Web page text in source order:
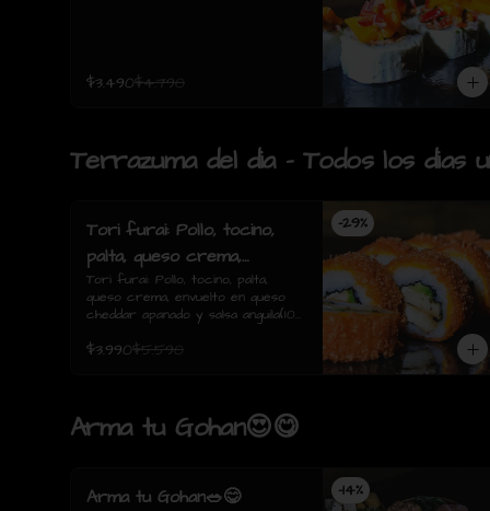
$3.490$4.790
Terrazuma del dia - Todos los dias
-29%
Tori furai: Pollo, tocino,
palta, queso crema,
envuelto en queso
cheddar apanado y salsa
Tori furai: Pollo, tocino, palta,
queso crema, envuelto en queso
cheddar apanado y salsa anguila(10
$3.990$5.590
Arma tu Gohan😍😋
-14%
Arma tu Gohan🥗😋